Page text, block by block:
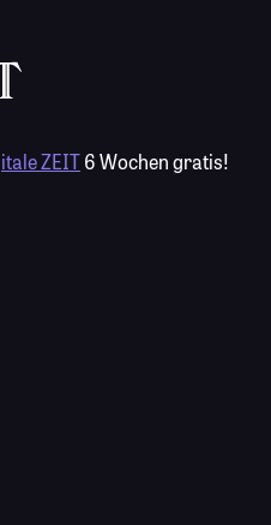
ZEIT6 Wochen gratis!